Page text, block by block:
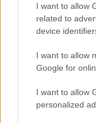
I want to allow
related to
device
I want to allow
Google for
I want to allow
personalized
Ajánlott